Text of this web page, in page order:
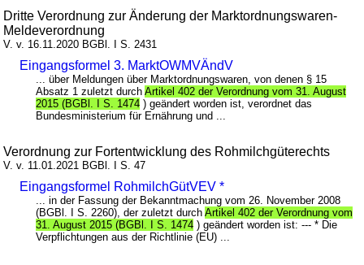
Dritte Verordnung zur Änderung der Marktordnungswaren-
Meldeverordnung
V. v. 16.11.2020 BGBl. I S. 2431
Eingangsformel 3. MarktOWMVÄndV
... über Meldungen über Marktordnungswaren, von denen § 15
Absatz 1 zuletzt durchArtikel 402 der Verordnung vom 31. August
2015 (BGBl. I S. 1474 ) geändert worden ist, verordnet das
Bundesministerium für Ernährung und ...
Verordnung zur Fortentwicklung des Rohmilchgüterechts
V. v. 11.01.2021 BGBl. I S. 47
Eingangsformel RohmilchGütVEV *
... in der Fassung der Bekanntmachung vom 26. November 2008
(BGBl. I S. 2260), der zuletzt durchArtikel 402 der Verordnung vom
31. August 2015 (BGBl. I S. 1474 ) geändert worden ist: --- * Die
Verpflichtungen aus der Richtlinie (EU) ...